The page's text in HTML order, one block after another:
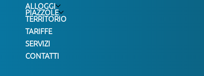
ALLOGGI
PIAZZOLE
TERRITORIO
TARIFFE
SERVIZI
CONTATTI